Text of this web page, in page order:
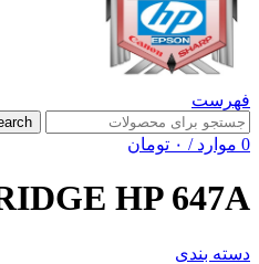
فهرست
0 موارد / ۰ تومان
HP 647A
دسته بندی